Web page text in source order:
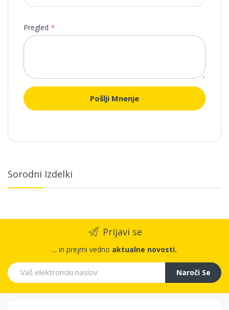
Pregled
Pošlji Mnenje
Sorodni Izdelki
Prijavi se
... in prejmi vedno aktualne novosti.
Naroči Se